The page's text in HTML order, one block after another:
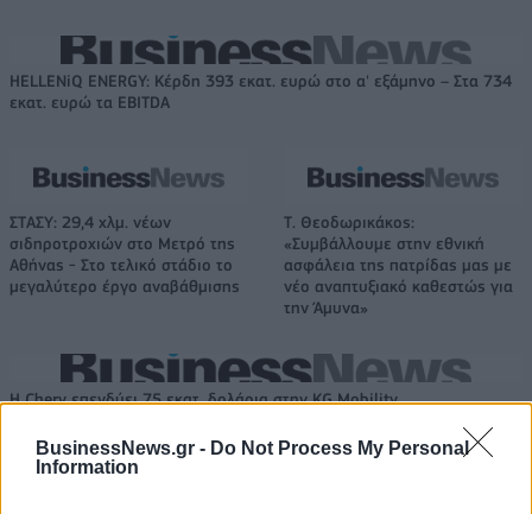
BusinessNews.gr - Do Not Process My Personal
Information
HELLENiQ ENERGY: Κέρδη 393 εκατ. ευρώ στο α' εξάμηνο – Στα 734
εκατ. ευρώ τα EBITDA
ΣΤΑΣΥ: 29,4 χλμ. νέων
σιδηροτροχιών στο Μετρό της
Αθήνας - Στο τελικό στάδιο το
μεγαλύτερο έργο αναβάθμισης
Τ. Θεοδωρικάκος:
«Συμβάλλουμε στην εθνική
ασφάλεια της πατρίδας μας με
νέο αναπτυξιακό καθεστώς για
την Άμυνα»
Η Chery επενδύει 75 εκατ. δολάρια στην KG Mobility